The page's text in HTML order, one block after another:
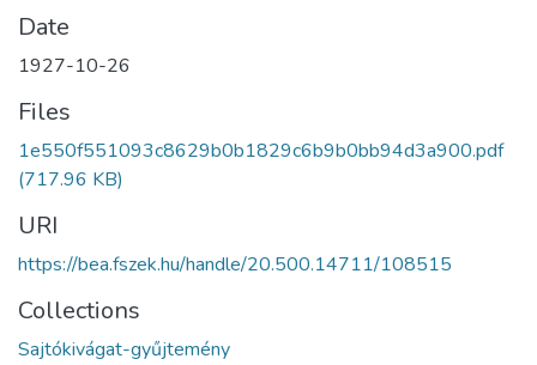
Date
1927-10-26
Files
1e550f551093c8629b0b1829c6b9b0bb94d3a900.pdf
(717.96 KB)
URI
https://bea.fszek.hu/handle/20.500.14711/108515
Collections
Sajtókivágat-gyűjtemény